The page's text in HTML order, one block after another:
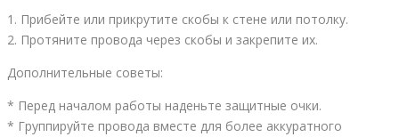
1. Прибейте или прикрутите скобы к стене или потолку.
2. Протяните провода через скобы и закрепите их.
Дополнительные советы:
* Перед началом работы наденьте защитные очки.
* Группируйте провода вместе для более аккуратного